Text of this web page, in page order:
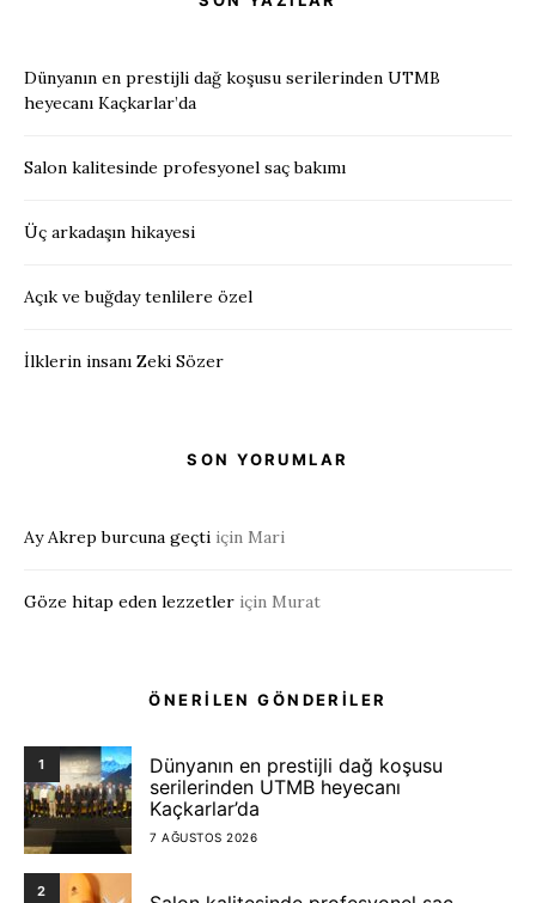
Dünyanın en prestijli dağ koşusu serilerinden UTMB
heyecanı Kaçkarlar’da
Salon kalitesinde profesyonel saç bakımı
Üç arkadaşın hikayesi
Açık ve buğday tenlilere özel
İlklerin insanı Zeki Sözer
SON YORUMLAR
Ay Akrep burcuna geçti için Mari
Göze hitap eden lezzetler için Murat
ÖNERİLEN GÖNDERİLER
1
Dünyanın en prestijli dağ koşusu
serilerinden UTMB heyecanı
Kaçkarlar’da
7 AĞUSTOS 2026
2